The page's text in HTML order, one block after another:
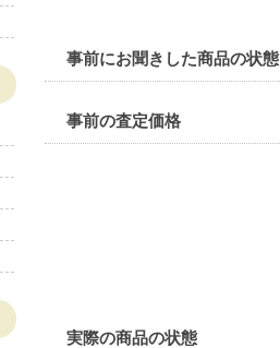
事前にお聞きした商品の状態
事前の査定価格
実際の商品の状態